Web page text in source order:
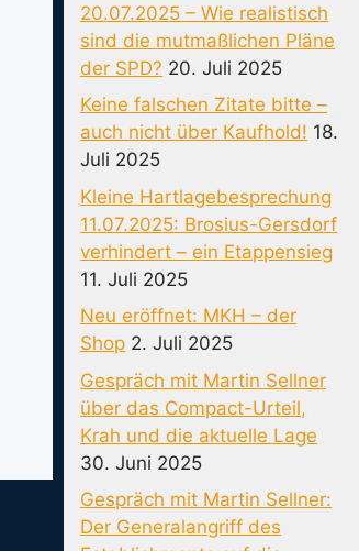
20.07.2025 – Wie realistisch
sind die mutmaßlichen Pläne
der SPD? 20. Juli 2025
Keine falschen Zitate bitte –
auch nicht über Kaufhold! 18.
Juli 2025
Kleine Hartlagebesprechung
11.07.2025: Brosius-Gersdorf
verhindert – ein Etappensieg
11. Juli 2025
Neu eröffnet: MKH – der
Shop 2. Juli 2025
Gespräch mit Martin Sellner
über das Compact-Urteil,
Krah und die aktuelle Lage
30. Juni 2025
Gespräch mit Martin Sellner:
Der Generalangriff des